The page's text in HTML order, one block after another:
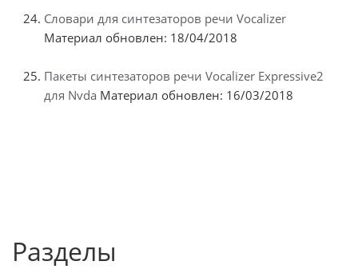
Словари для синтезаторов речи Vocalizer
Материал обновлен: 18/04/2018
Пакеты синтезаторов речи Vocalizer Expressive2
для Nvda Материал обновлен: 16/03/2018
Разделы